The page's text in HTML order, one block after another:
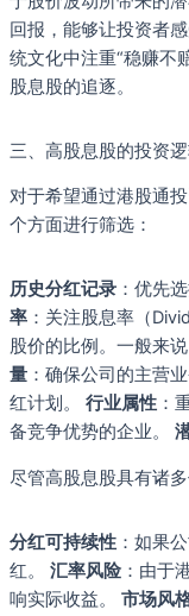
回报，能够让投资者
统文化中注重“稳赚不
股息股的追逐。
三、高股息股的投资
对于希望通过港股通
个方面进行筛选：
历史分红记录 ：优先
率 ：关注股息率（
股价的比例。一般来
量 ：确保公司的主营
红计划。 行业属性 ：
备竞争优势的企业。
尽管高股息股具有诸
分红可持续性 ：如果
红。 汇率风险 ：由于
响实际收益。 市场风